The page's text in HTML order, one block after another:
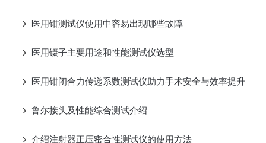
医用钳测试仪使用中容易出现哪些故障
医用镊子主要用途和性能测试仪选型
医用钳闭合力传递系数测试仪助力手术安全与效率提升
鲁尔接头及性能综合测试介绍
介绍注射器正压密合性测试仪的使用方法